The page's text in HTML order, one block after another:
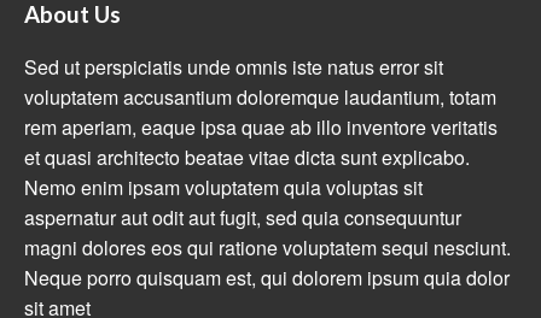
About Us
Sed ut perspiciatis unde omnis iste natus error sit
voluptatem accusantium doloremque laudantium, totam
rem aperiam, eaque ipsa quae ab illo inventore veritatis
et quasi architecto beatae vitae dicta sunt explicabo.
Nemo enim ipsam voluptatem quia voluptas sit
aspernatur aut odit aut fugit, sed quia consequuntur
magni dolores eos qui ratione voluptatem sequi nesciunt.
Neque porro quisquam est, qui dolorem ipsum quia dolor
sit amet